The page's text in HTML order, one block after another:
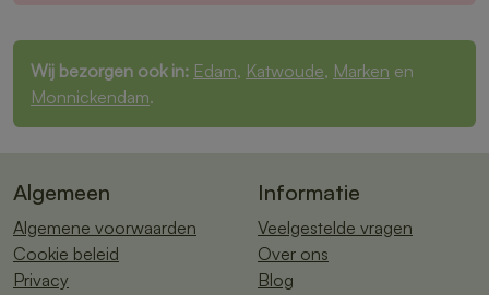
Wij bezorgen ook in: Edam, Katwoude, Marken en
Monnickendam.
Algemeen
Algemene voorwaarden
Cookie beleid
Privacy
Informatie
Veelgestelde vragen
Over ons
Blog